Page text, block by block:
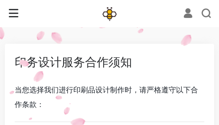
印务设计服务合作须知
当您选择我们进行印刷品设计制作时，请严格遵守以下合
作条款：